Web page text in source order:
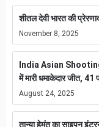
शीतल देवी भारत की
November 8, 2025
India Asian
में मारी धमाकेदार जीत,
August 24, 2025
तान्या हेमंत का साइपन